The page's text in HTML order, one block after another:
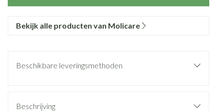
Bekijk alle producten van Molicare
Beschikbare leveringsmethoden
Beschrijving